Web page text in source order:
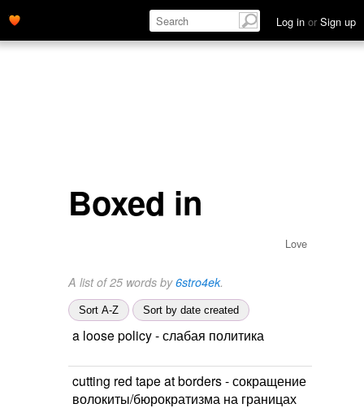
Log in or Sign up
Boxed in
Love
A list of 25 words by6stro4ek.
Sort A-Z Sort by date created
a loose policy - слабая политика
cutting red tape at borders - сокращение
волокиты/бюрократизма на границах